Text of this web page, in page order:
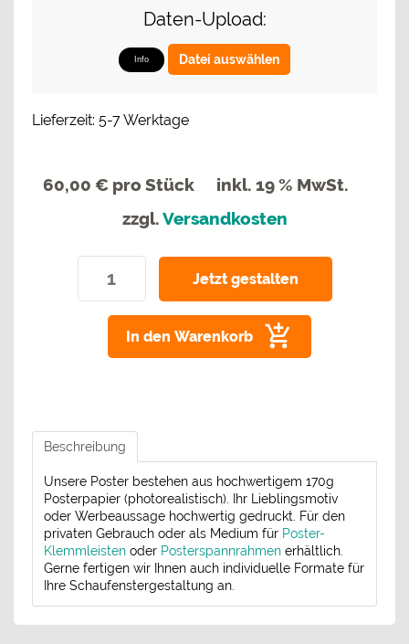
Daten-Upload:
Info Datei auswählen
Lieferzeit: 5-7 Werktage
60,00 €pro Stück
inkl. 19 % MwSt.
zzgl.Versandkosten
In den Warenkorb
Beschreibung
Unsere Poster bestehen aus hochwertigem 170g
Posterpapier (photorealistisch). Ihr Lieblingsmotiv
oder Werbeaussage hochwertig gedruckt. Für den
privaten Gebrauch oder als Medium für Poster-
Klemmleisten oder Posterspannrahmen erhältlich.
Gerne fertigen wir Ihnen auch individuelle Formate für
Ihre Schaufenstergestaltung an.